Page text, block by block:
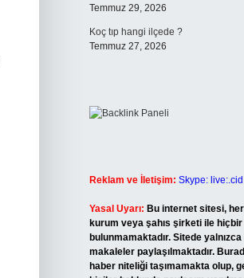
Temmuz 29, 2026
Koç tıp hangi ilçede ?
Temmuz 27, 2026
Reklam ve İletişim: Skype:
Yasal Uyarı: Bu internet sitesi,
kurum veya şahıs şirketi ile hiçbir
bulunmamaktadır. Sitede yalnızca
makaleler paylaşılmaktadır.
haber niteliği taşımamakta olup,